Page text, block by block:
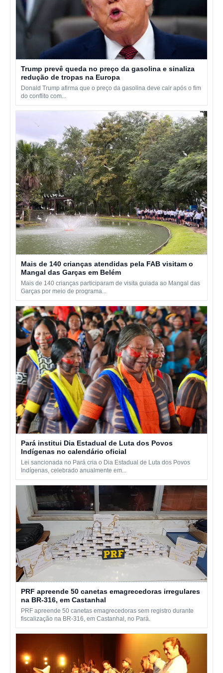
Trump prevê queda no preço da gasolina e sinaliza
redução de tropas na Europa
Donald Trump afirma que o preço da gasolina deve cair após o fim
do conflito com...
Mais de 140 crianças atendidas pela FAB visitam o
Mangal das Garças em Belém
Mais de 140 crianças participaram de visita guiada ao Mangal das
Garças por meio de programa...
Pará institui Dia Estadual de Luta dos Povos
Indígenas no calendário oficial
Lei sancionada no Pará cria o Dia Estadual de Luta dos Povos
Indígenas, celebrado anualmente em...
PRF apreende 50 canetas emagrecedoras irregulares
na BR-316, em Castanhal
PRF apreende 50 canetas emagrecedoras sem registro durante
fiscalização na BR-316, em Castanhal, no Pará.